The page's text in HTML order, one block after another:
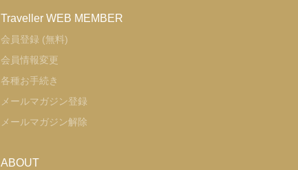
Traveller WEB MEMBER
会員登録 (無料)
会員情報変更
各種お手続き
メールマガジン登録
メールマガジン解除
ABOUT